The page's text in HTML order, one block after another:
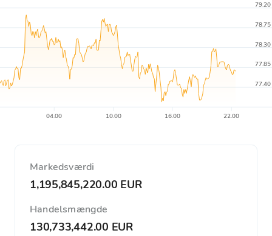
04.00 10.00 16.00 22.00
77.40
77.85
78.30
78.75
79.20
Markedsværdi
1,195,845,220.00 EUR
Handelsmængde
130,733,442.00 EUR